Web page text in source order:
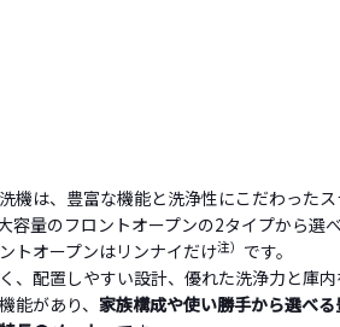
機は、豊富な機能と洗浄性にこだわった
容量のフロントオープンの2タイプから選べ
トオープンはリンナイだけ注） です。
、配置しやすい設計、優れた洗浄力と庫
能があり、 家族構成や使い勝手から選べる